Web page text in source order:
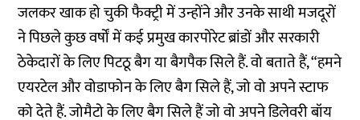
जलकर खाक हो चुकी फैक्ट्री में उन्होंने और उनके साथी मजदूरों
ने पिछले कुछ वर्षों में कई प्रमुख कारपोरेट ब्रांडों और सरकारी
ठेकेदारों के लिए पिटठू बैग या बैगपैक सिले हैं. वो बताते हैं, “हमने
एयरटेल और वोडाफोन के लिए बैग सिले हैं, जो वो अपने स्टाफ
को देते हैं. जोमैटो के लिए बैग सिले हैं जो वो अपने डिलेवरी बॉय